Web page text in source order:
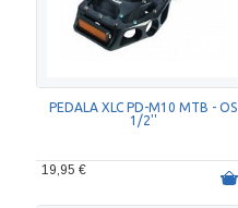
PEDALA XLC PD-M10 MTB - OS
1/2''
19,95 €